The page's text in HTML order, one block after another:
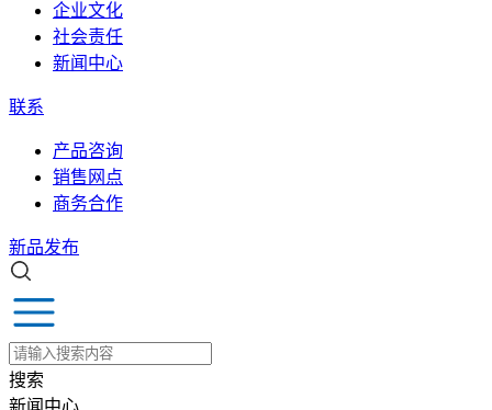
企业文化
社会责任
新闻中心
联系
产品咨询
销售网点
商务合作
新品发布
搜索
新闻中心